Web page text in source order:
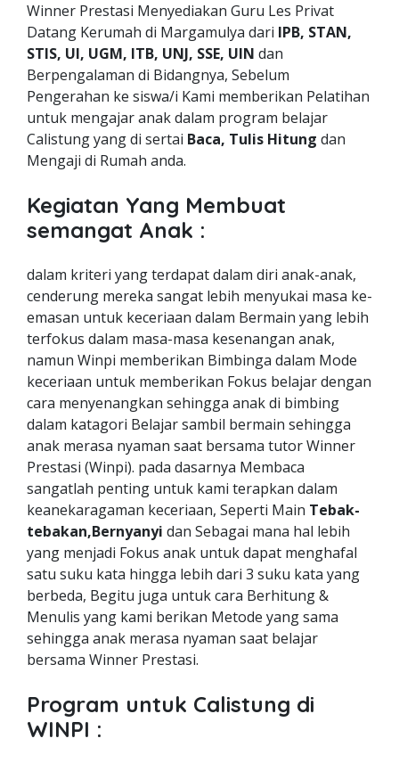
Winner Prestasi Menyediakan Guru Les Privat
Datang Kerumah di Margamulya dari IPB, STAN,
STIS, UI, UGM, ITB, UNJ, SSE, UIN dan
Berpengalaman di Bidangnya, Sebelum
Pengerahan ke siswa/i Kami memberikan Pelatihan
untuk mengajar anak dalam program belajar
Calistung yang di sertai Baca, Tulis Hitung dan
Mengaji di Rumah anda.
Kegiatan Yang Membuat
semangat Anak :
dalam kriteri yang terdapat dalam diri anak-anak,
cenderung mereka sangat lebih menyukai masa ke-
emasan untuk keceriaan dalam Bermain yang lebih
terfokus dalam masa-masa kesenangan anak,
namun Winpi memberikan Bimbinga dalam Mode
keceriaan untuk memberikan Fokus belajar dengan
cara menyenangkan sehingga anak di bimbing
dalam katagori Belajar sambil bermain sehingga
anak merasa nyaman saat bersama tutor Winner
Prestasi (Winpi). pada dasarnya Membaca
sangatlah penting untuk kami terapkan dalam
keanekaragaman keceriaan, Seperti Main Tebak-
tebakan,Bernyanyi dan Sebagai mana hal lebih
yang menjadi Fokus anak untuk dapat menghafal
satu suku kata hingga lebih dari 3 suku kata yang
berbeda, Begitu juga untuk cara Berhitung &
Menulis yang kami berikan Metode yang sama
sehingga anak merasa nyaman saat belajar
bersama Winner Prestasi.
Program untuk Calistung di
WINPI :